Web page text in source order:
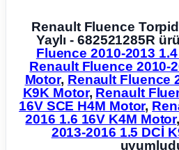
Parça
Renault Fluence
Yaylı - 682521285R
Fluence 2010-2013
Renault Fluence 2010-
Motor, Renault Fluence
K9K Motor, Renault
16V SCE H4M Motor,
2016 1.6 16V K4M Motor,
2013-2016 1.5 DCİ